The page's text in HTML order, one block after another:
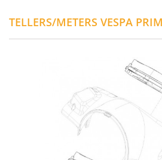
TELLERS/METERS VESPA